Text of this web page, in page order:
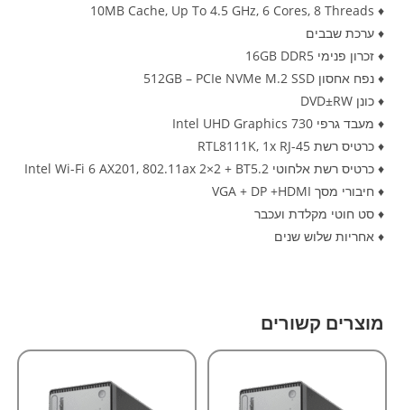
♦ 10MB Cache, Up To 4.5 GHz, 6 Cores, 8 Threads
♦ ערכת שבבים
♦ זכרון פנימי 16GB DDR5
♦ נפח אחסון 512GB – PCIe NVMe M.2 SSD
♦ כונן DVD±RW
♦ מעבד גרפי Intel UHD Graphics 730
♦ כרטיס רשת RTL8111K, 1x RJ-45
♦ כרטיס רשת אלחוטי Intel Wi-Fi 6 AX201, 802.11ax 2×2 + BT5.2
♦ חיבורי מסך VGA + DP +HDMI
♦ סט חוטי מקלדת ועכבר
♦ אחריות שלוש שנים
מוצרים קשורים